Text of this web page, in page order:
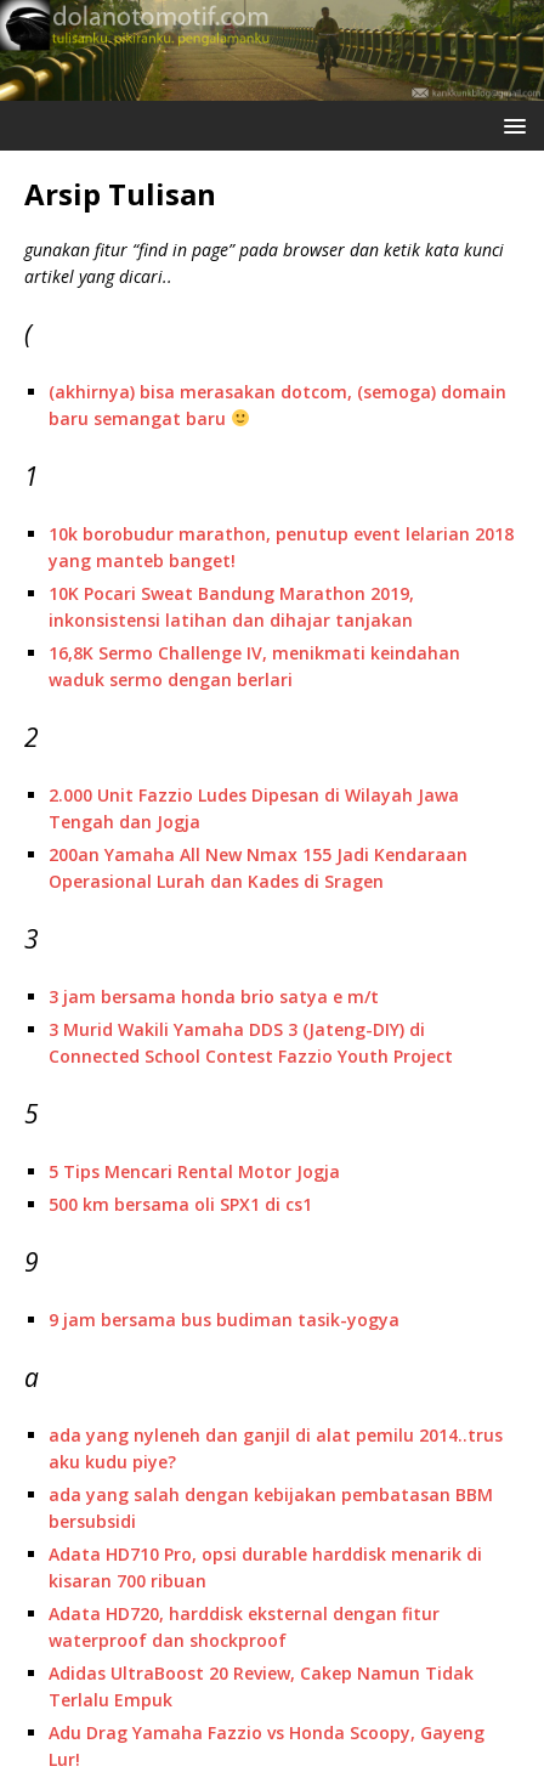
Arsip Tulisan
gunakan fitur “find in page” pada browser dan ketik kata kunci
artikel yang dicari..
(
(akhirnya) bisa merasakan dotcom, (semoga) domain
baru semangat baru
1
10k borobudur marathon, penutup event lelarian 2018
yang manteb banget!
10K Pocari Sweat Bandung Marathon 2019,
inkonsistensi latihan dan dihajar tanjakan
16,8K Sermo Challenge IV, menikmati keindahan
waduk sermo dengan berlari
2
2.000 Unit Fazzio Ludes Dipesan di Wilayah Jawa
Tengah dan Jogja
200an Yamaha All New Nmax 155 Jadi Kendaraan
Operasional Lurah dan Kades di Sragen
3
3 jam bersama honda brio satya e m/t
3 Murid Wakili Yamaha DDS 3 (Jateng-DIY) di
Connected School Contest Fazzio Youth Project
5
5 Tips Mencari Rental Motor Jogja
500 km bersama oli SPX1 di cs1
9
9 jam bersama bus budiman tasik-yogya
a
ada yang nyleneh dan ganjil di alat pemilu 2014..trus
aku kudu piye?
ada yang salah dengan kebijakan pembatasan BBM
bersubsidi
Adata HD710 Pro, opsi durable harddisk menarik di
kisaran 700 ribuan
Adata HD720, harddisk eksternal dengan fitur
waterproof dan shockproof
Adidas UltraBoost 20 Review, Cakep Namun Tidak
Terlalu Empuk
Adu Drag Yamaha Fazzio vs Honda Scoopy, Gayeng
Lur!